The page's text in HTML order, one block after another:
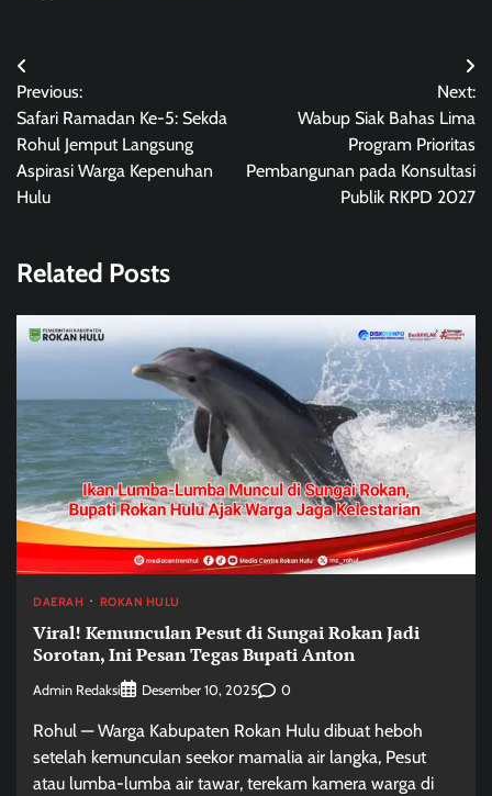
Navigasi
pos
Previous:
Safari Ramadan Ke-5: Sekda
Rohul Jemput Langsung
Aspirasi Warga Kepenuhan
Hulu
Next:
Wabup Siak Bahas Lima
Program Prioritas
Pembangunan pada Konsultasi
Publik RKPD 2027
Related Posts
DAERAH ROKAN HULU
Viral! Kemunculan Pesut di Sungai Rokan Jadi
Sorotan, Ini Pesan Tegas Bupati Anton
Admin Redaksi Desember 10, 2025 0
Rohul — Warga Kabupaten Rokan Hulu dibuat heboh
setelah kemunculan seekor mamalia air langka, Pesut
atau lumba-lumba air tawar, terekam kamera warga di